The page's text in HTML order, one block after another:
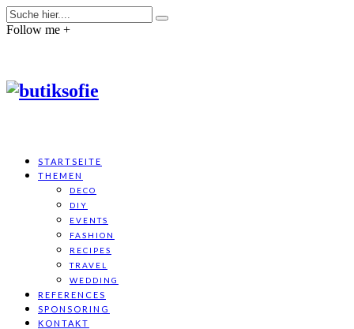
Follow me +
STARTSEITE
THEMEN
DECO
DIY
EVENTS
FASHION
RECIPES
TRAVEL
WEDDING
REFERENCES
SPONSORING
KONTAKT